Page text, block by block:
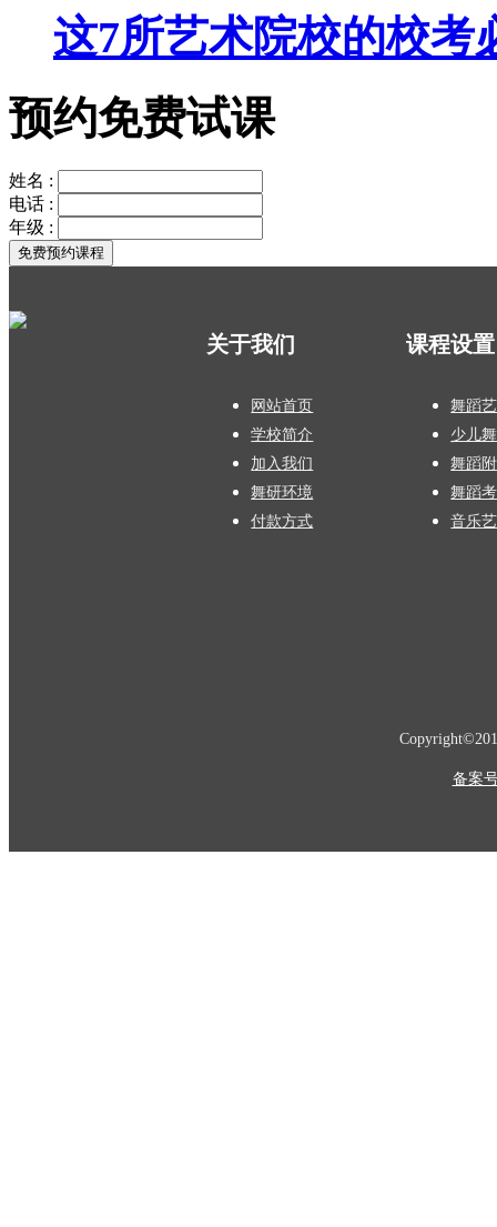
这7所艺术院校的校考
预约免费试课
姓名 :
电话 :
年级 :
关于我们
网站首页
学校简介
加入我们
舞研环境
付款方式
课程设置
舞蹈
少儿
舞蹈
舞蹈
音乐
备案